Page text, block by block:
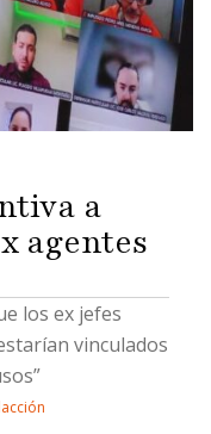
a
agentes
los ex jefes
vinculados